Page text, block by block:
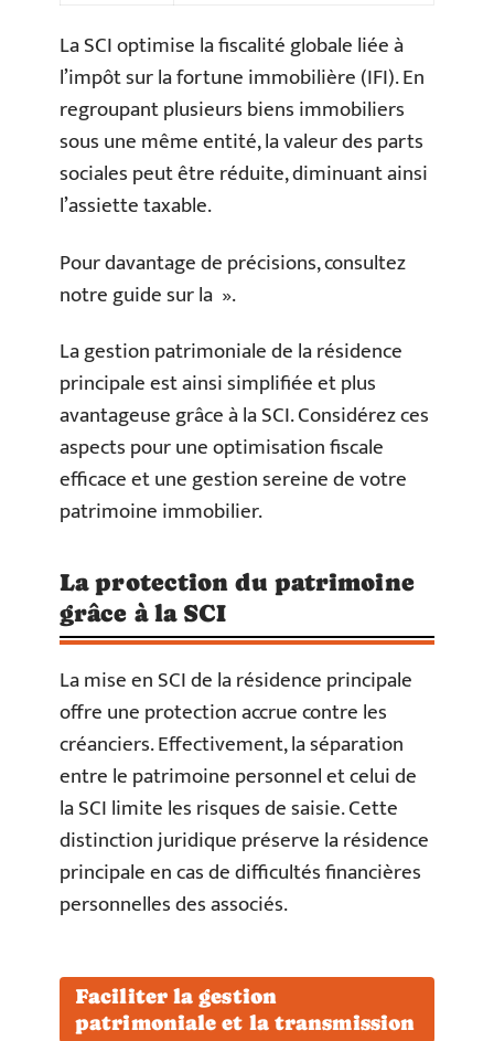
La SCI optimise la fiscalité globale liée à
l’impôt sur la fortune immobilière (IFI). En
regroupant plusieurs biens immobiliers
sous une même entité, la valeur des parts
sociales peut être réduite, diminuant ainsi
l’assiette taxable.
Pour davantage de précisions, consultez
notre guide sur la ».
La gestion patrimoniale de la résidence
principale est ainsi simplifiée et plus
avantageuse grâce à la SCI. Considérez ces
aspects pour une optimisation fiscale
efficace et une gestion sereine de votre
patrimoine immobilier.
La protection du patrimoine
grâce à la SCI
La mise en SCI de la résidence principale
offre une protection accrue contre les
créanciers. Effectivement, la séparation
entre le patrimoine personnel et celui de
la SCI limite les risques de saisie. Cette
distinction juridique préserve la résidence
principale en cas de difficultés financières
personnelles des associés.
Faciliter la gestion
patrimoniale et la transmission